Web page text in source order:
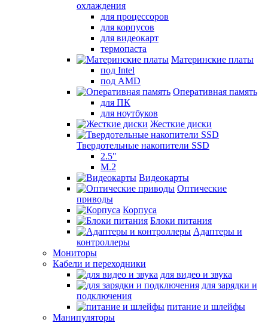
охлаждения
для процессоров
для корпусов
для видеокарт
термопаста
Материнские платы
под Intel
под AMD
Оперативная память
для ПК
для ноутбуков
Жесткие диски
Твердотельные накопители SSD
2.5"
M.2
Видеокарты
Оптические
приводы
Корпуса
Блоки питания
Адаптеры и
контроллеры
Мониторы
Кабели и переходники
для видео и звука
для зарядки и
подключения
питание и шлейфы
Манипуляторы